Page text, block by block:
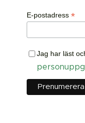
E-postadress *
Jag har läst